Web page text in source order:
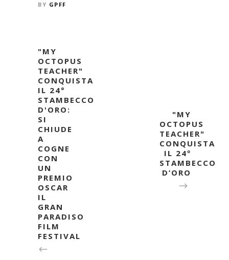
BY GPFF
"MY
OCTOPUS
TEACHER"
CONQUISTA
IL 24°
STAMBECCO
D'ORO:
SI
CHIUDE
A
COGNE
CON
UN
PREMIO
OSCAR
IL
GRAN
PARADISO
FILM
FESTIVAL
"MY
OCTOPUS
TEACHER"
CONQUISTA
IL 24º
STAMBECCO
D’ORO